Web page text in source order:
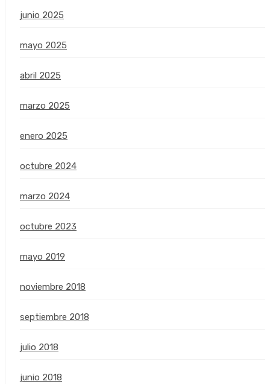
junio 2025
mayo 2025
abril 2025
marzo 2025
enero 2025
octubre 2024
marzo 2024
octubre 2023
mayo 2019
noviembre 2018
septiembre 2018
julio 2018
junio 2018